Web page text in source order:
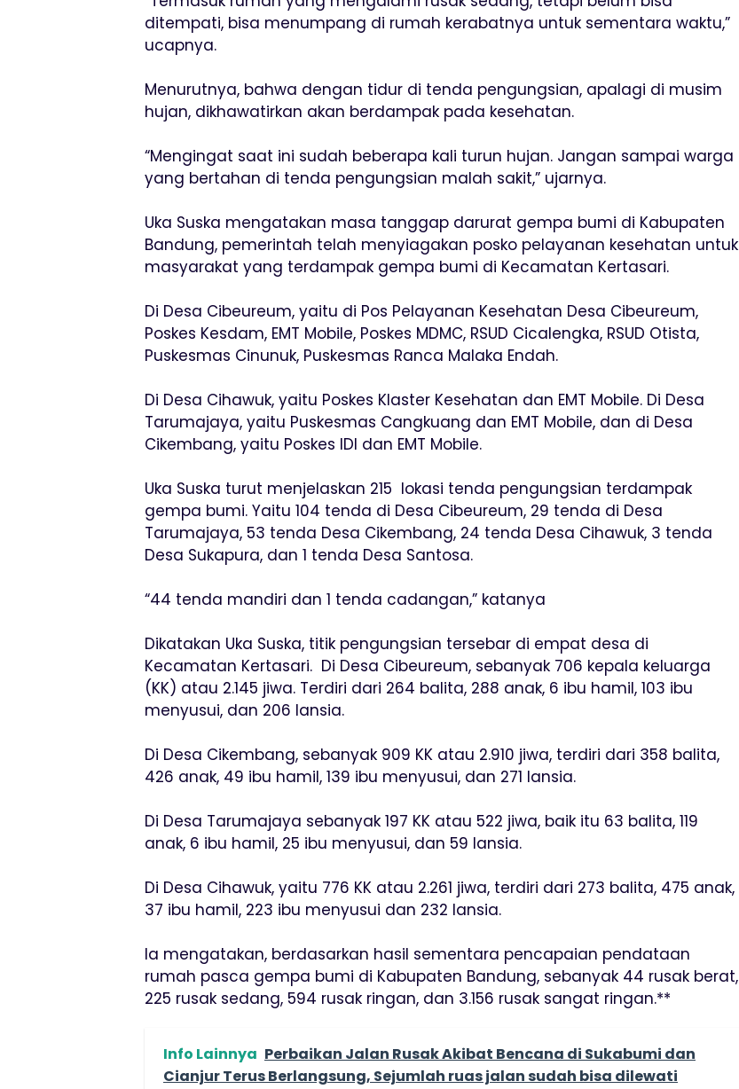
ditempati, bisa menumpang di rumah kerabatnya untuk sementara waktu,”
ucapnya.
Menurutnya, bahwa dengan tidur di tenda pengungsian, apalagi di musim
hujan, dikhawatirkan akan berdampak pada kesehatan.
“Mengingat saat ini sudah beberapa kali turun hujan. Jangan sampai warga
yang bertahan di tenda pengungsian malah sakit,” ujarnya.
Uka Suska mengatakan masa tanggap darurat gempa bumi di Kabupaten
Bandung, pemerintah telah menyiagakan posko pelayanan kesehatan untuk
masyarakat yang terdampak gempa bumi di Kecamatan Kertasari.
Di Desa Cibeureum, yaitu di Pos Pelayanan Kesehatan Desa Cibeureum,
Poskes Kesdam, EMT Mobile, Poskes MDMC, RSUD Cicalengka, RSUD Otista,
Puskesmas Cinunuk, Puskesmas Ranca Malaka Endah.
Di Desa Cihawuk, yaitu Poskes Klaster Kesehatan dan EMT Mobile. Di Desa
Tarumajaya, yaitu Puskesmas Cangkuang dan EMT Mobile, dan di Desa
Cikembang, yaitu Poskes IDI dan EMT Mobile.
Uka Suska turut menjelaskan 215 lokasi tenda pengungsian terdampak
gempa bumi. Yaitu 104 tenda di Desa Cibeureum, 29 tenda di Desa
Tarumajaya, 53 tenda Desa Cikembang, 24 tenda Desa Cihawuk, 3 tenda
Desa Sukapura, dan 1 tenda Desa Santosa.
“44 tenda mandiri dan 1 tenda cadangan,” katanya
Dikatakan Uka Suska, titik pengungsian tersebar di empat desa di
Kecamatan Kertasari. Di Desa Cibeureum, sebanyak 706 kepala keluarga
(KK) atau 2.145 jiwa. Terdiri dari 264 balita, 288 anak, 6 ibu hamil, 103 ibu
menyusui, dan 206 lansia.
Di Desa Cikembang, sebanyak 909 KK atau 2.910 jiwa, terdiri dari 358 balita,
426 anak, 49 ibu hamil, 139 ibu menyusui, dan 271 lansia.
Di Desa Tarumajaya sebanyak 197 KK atau 522 jiwa, baik itu 63 balita, 119
anak, 6 ibu hamil, 25 ibu menyusui, dan 59 lansia.
Di Desa Cihawuk, yaitu 776 KK atau 2.261 jiwa, terdiri dari 273 balita, 475 anak,
37 ibu hamil, 223 ibu menyusui dan 232 lansia.
Ia mengatakan, berdasarkan hasil sementara pencapaian pendataan
rumah pasca gempa bumi di Kabupaten Bandung, sebanyak 44 rusak berat,
225 rusak sedang, 594 rusak ringan, dan 3.156 rusak sangat ringan.**
Info Lainnya Perbaikan Jalan Rusak Akibat Bencana di Sukabumi dan
Cianjur Terus Berlangsung, Sejumlah ruas jalan sudah bisa dilewati